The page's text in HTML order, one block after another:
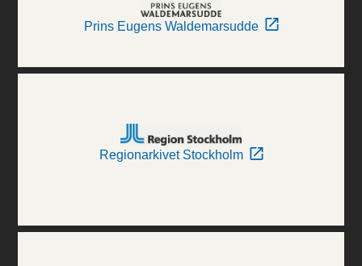
Prins Eugens Waldemarsudde
Regionarkivet Stockholm